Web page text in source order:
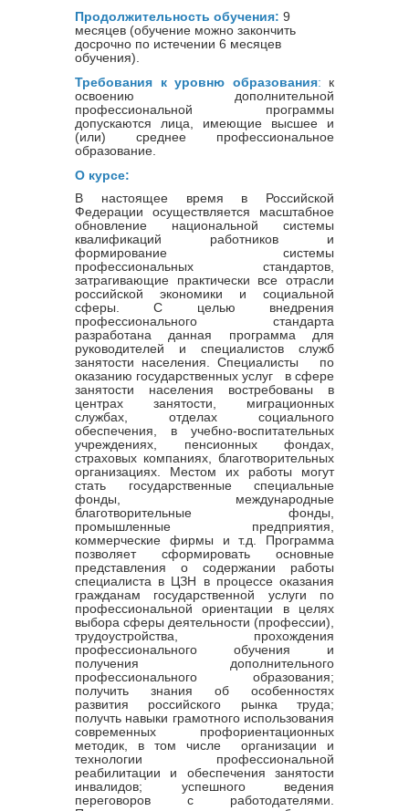
Продолжительность обучения: 9
месяцев (обучение можно закончить
досрочно по истечении 6 месяцев
обучения).
Требования к уровню образования: к
освоению дополнительной
профессиональной программы
допускаются лица, имеющие высшее и
(или) среднее профессиональное
образование.
О курсе:
В настоящее время в Российской
Федерации осуществляется масштабное
обновление национальной системы
квалификаций работников и
формирование системы
профессиональных стандартов,
затрагивающие практически все отрасли
российской экономики и социальной
сферы. С целью внедрения
профессионального стандарта
разработана данная программа для
руководителей и специалистов служб
занятости населения. Специалисты по
оказанию государственных услуг в сфере
занятости населения востребованы в
центрах занятости, миграционных
службах, отделах социального
обеспечения, в учебно-воспитательных
учреждениях, пенсионных фондах,
страховых компаниях, благотворительных
организациях. Местом их работы могут
стать государственные специальные
фонды, международные
благотворительные фонды,
промышленные предприятия,
коммерческие фирмы и т.д. Программа
позволяет сформировать основные
представления о содержании работы
специалиста в ЦЗН в процессе оказания
гражданам государственной услуги по
профессиональной ориентации в целях
выбора сферы деятельности (профессии),
трудоустройства, прохождения
профессионального обучения и
получения дополнительного
профессионального образования;
получить знания об особенностях
развития российского рынка труда;
получть навыки грамотного использования
современных профориентационных
методик, в том числе организации и
технологии профессиональной
реабилитации и обеспечения занятости
инвалидов; успешного ведения
переговоров с работодателями.